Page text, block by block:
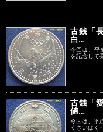
古銭「
白…
今回は、平
を記念して
古銭「
値…
今回は、平
くさいはく･